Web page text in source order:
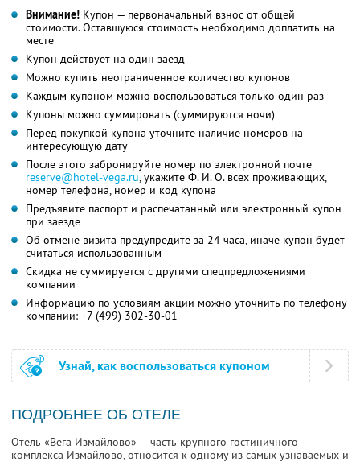
Внимание! Купон — первоначальный взнос от общей
стоимости. Оставшуюся стоимость необходимо доплатить на
месте
Купон действует на один заезд
Можно купить неограниченное количество купонов
Каждым купоном можно воспользоваться только один раз
Купоны можно суммировать (суммируются ночи)
Перед покупкой купона уточните наличие номеров на
интересующую дату
После этого забронируйте номер по электронной почте
reserve@hotel-vega.ru,укажите Ф. И. О.всех проживающих,
номер телефона, номер и код купона
Предъявите паспорт и распечатанный или электронный купон
при заезде
Об отмене визита предупредите за 24 часа, иначе купон будет
считаться использованным
Скидка не суммируется с другими спецпредложениями
компании
Информацию по условиям акции можно уточнить по телефону
компании: +7 (499) 302-30-01
Узнай, как воспользоваться купоном
ПОДРОБНЕЕ ОБ ОТЕЛЕ
Отель «Вега Измайлово» — часть крупного гостиничного
комплекса Измайлово, относится к одному из самых узнаваемых и